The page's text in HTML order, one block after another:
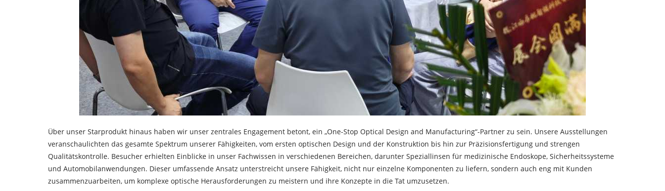
Über unser Starprodukt hinaus haben wir unser zentrales Engagement betont, ein „One-Stop Optical Design and Manufacturing“-Partner zu sein. Unsere Ausstellungen
veranschaulichten das gesamte Spektrum unserer Fähigkeiten, vom ersten optischen Design und der Konstruktion bis hin zur Präzisionsfertigung und strengen
Qualitätskontrolle. Besucher erhielten Einblicke in unser Fachwissen in verschiedenen Bereichen, darunter Speziallinsen für medizinische Endoskope, Sicherheitssysteme
und Automobilanwendungen. Dieser umfassende Ansatz unterstreicht unsere Fähigkeit, nicht nur einzelne Komponenten zu liefern, sondern auch eng mit Kunden
zusammenzuarbeiten, um komplexe optische Herausforderungen zu meistern und ihre Konzepte in die Tat umzusetzen.